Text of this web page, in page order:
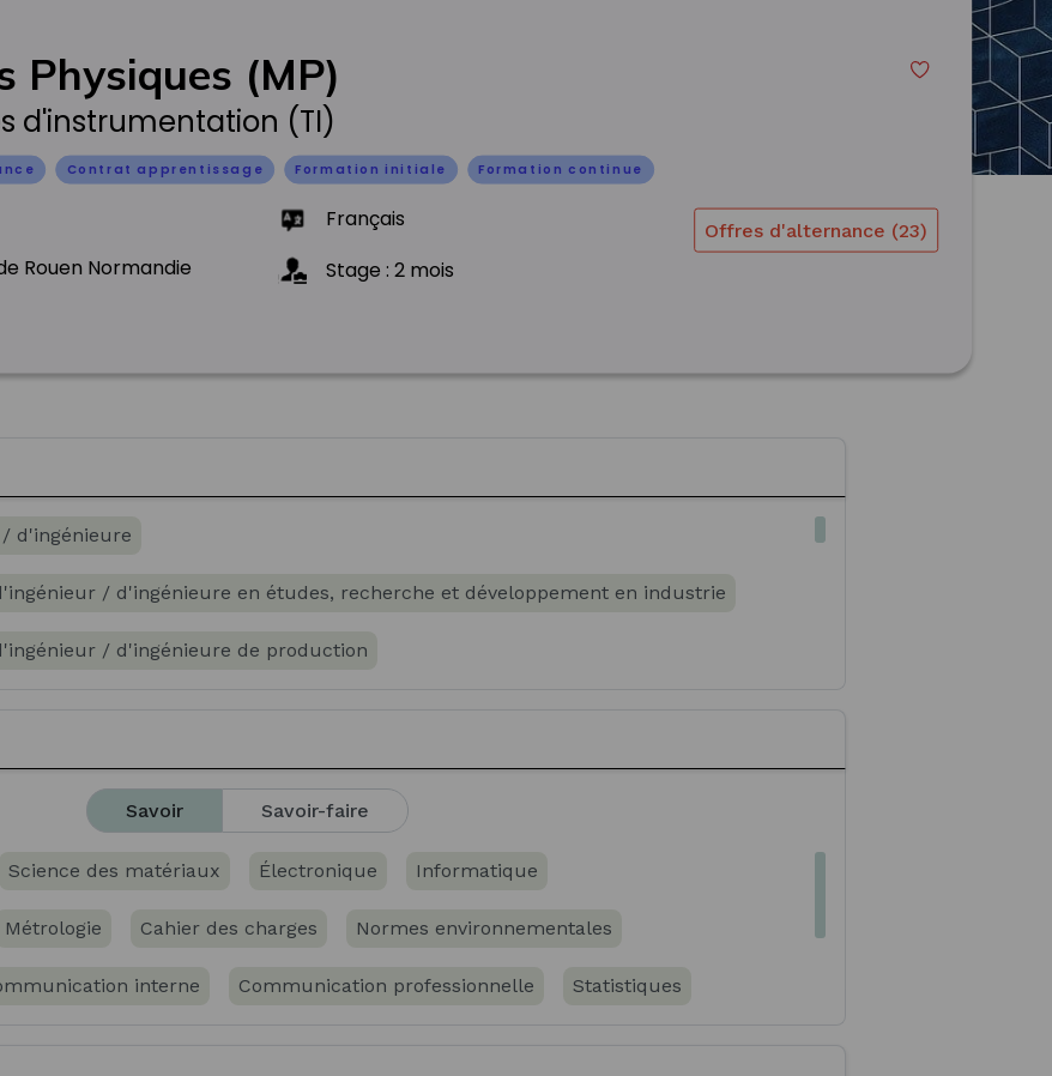
Physiques (MP)
d'instrumentation (TI)
Contrat apprentissage Formation initiale Formation continue
Français
Rouen Normandie
Stage :2 mois
Offres d'alternance (23)
d'ingénieure
/ d'ingénieure en études, recherche et développement en industrie
/ d'ingénieure de production
d'analyse industrielle
et essais en recherche et développement
matériaux en recherche-développement
en recherche
en recherche-développement
Savoir Savoir-faire
Science des matériaux Électronique Informatique
Métrologie Cahier des charges Normes environnementales
interne Communication professionnelle Statistiques